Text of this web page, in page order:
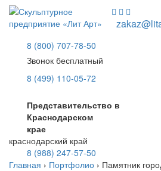
8 (800) 707-78-50
Звонок бесплатный
8 (499) 110-05-72
Представительство в
Краснодарском
крае
краснодарский край
8 (988) 247-57-50
Главная › Портфолио › Памятник